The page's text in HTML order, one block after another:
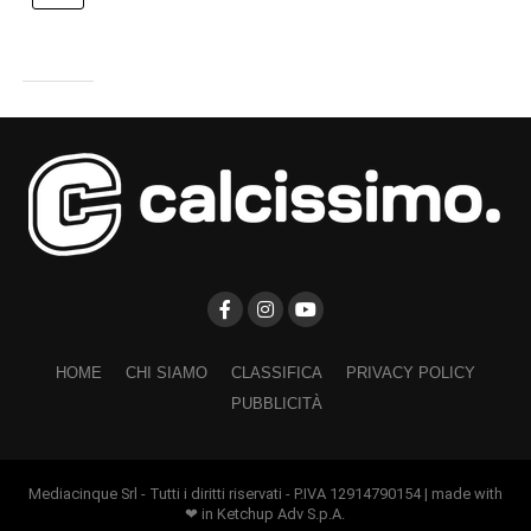
HOME CHI SIAMO CLASSIFICA
PRIVACY POLICY
PUBBLICITÀ
Mediacinque Srl - Tutti i diritti riservati - P.IVA 12914790154 | made with
❤ in Ketchup Adv S.p.A.